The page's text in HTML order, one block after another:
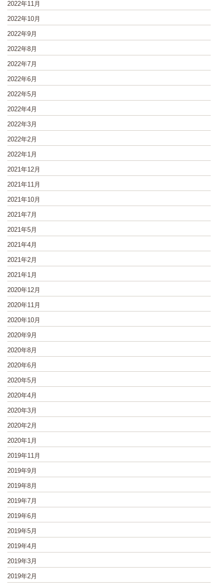
2022年11月
2022年10月
2022年9月
2022年8月
2022年7月
2022年6月
2022年5月
2022年4月
2022年3月
2022年2月
2022年1月
2021年12月
2021年11月
2021年10月
2021年7月
2021年5月
2021年4月
2021年2月
2021年1月
2020年12月
2020年11月
2020年10月
2020年9月
2020年8月
2020年6月
2020年5月
2020年4月
2020年3月
2020年2月
2020年1月
2019年11月
2019年9月
2019年8月
2019年7月
2019年6月
2019年5月
2019年4月
2019年3月
2019年2月